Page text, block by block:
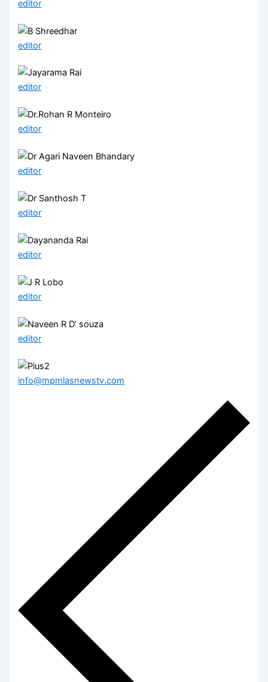
editor
editor
editor
editor
editor
editor
editor
editor
editor
info@mpmlasnewstv.com